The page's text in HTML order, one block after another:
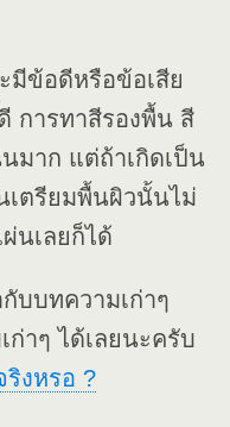
มีข้อดีหรือข้อเสีย
การทาสีรองพื้น สี
มาก แต่ถ้าเกิดเป็น
เตรียมพื้นผิวนั้นไม่
นเลยก็ได้
บบทความเก่าๆ
ก่าๆ ได้เลยนะครับ
งหรอ ?